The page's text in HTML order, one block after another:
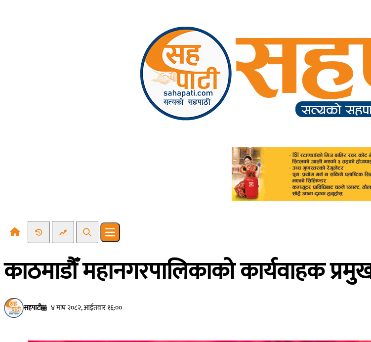
Recent NewsTrending News
SearchOpen main menu
काठमाडौँ महानगरपालिकाको कार्यवाहक
सहपाटी ४ माघ २०८२, आईतवार १६:००